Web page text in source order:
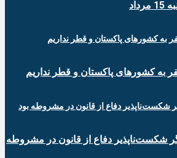
به کشورهای پاکستان و قطر نداریم
شکست‌ناپذیر دفاع از قانون در مشروطه